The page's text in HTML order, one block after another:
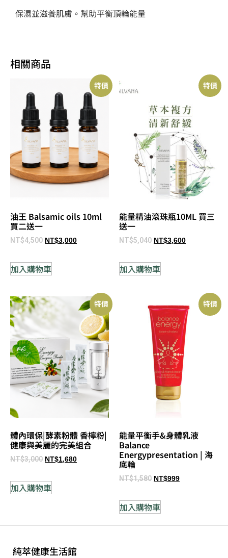
保濕並滋養肌膚。幫助平衡頂輪能量
相關商品
特價
油王 Balsamic oils 10ml
買二送一
NT$4,500 NT$3,000
加入購物車
特價
能量精油滾珠瓶10ML 買三
送一
NT$5,040 NT$3,600
加入購物車
特價
體內環保|酵素粉體 香檸粉|
健康與美麗的完美組合
NT$3,000 NT$1,680
加入購物車
特價
能量平衡手&身體乳液
Balance
Energypresentation | 海
底輪
NT$1,580 NT$999
加入購物車
純萃健康生活館